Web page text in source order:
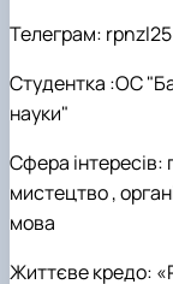
Телеграм: rpnzl25
Студентка :ОС
науки"
Сфера інтересів:
мистецтво ,
мова
Життєве кредо: